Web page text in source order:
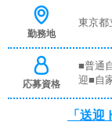
勤務地
東京都
応募資格
■普通
迎■自
「送迎